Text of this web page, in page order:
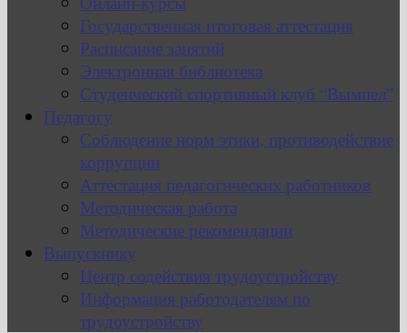
Государственная итоговая аттестация
Расписание занятий
Электронная библиотека
Студенческий спортивный клуб “Вымпел”
Педагогу
Соблюдение норм этики, противодействие
коррупции
Аттестация педагогических работников
Методическая работа
Методические рекомендации
Выпускнику
Центр содействия трудоустройству
Информация работодателям по
трудоустройству